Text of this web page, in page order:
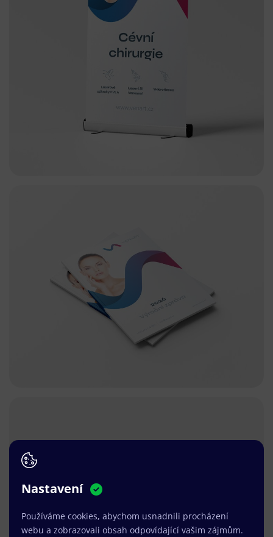
Nastavení
Používáme cookies, abychom usnadnili procházení
webu a zobrazovali obsah odpovídající vašim zájmům.